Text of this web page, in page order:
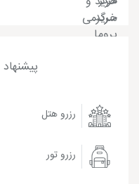
رزرو هتل
رزرو تور